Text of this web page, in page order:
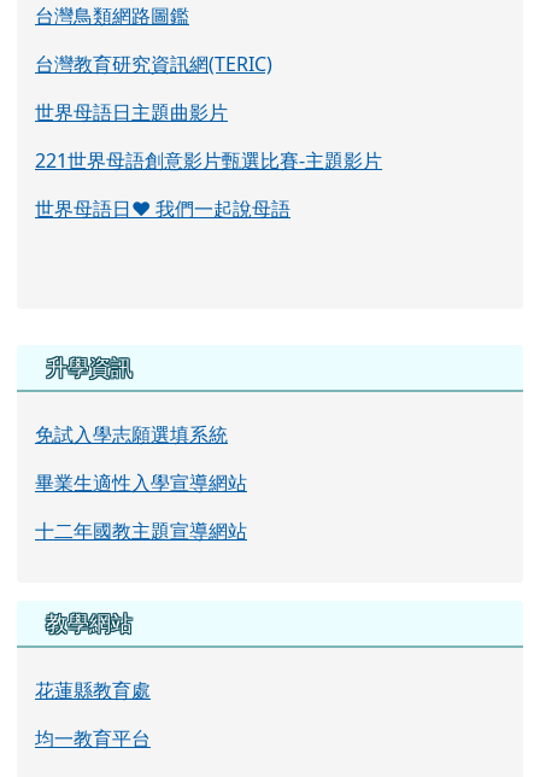
台灣鳥類網路圖鑑
台灣教育研究資訊網(TERIC)
世界母語日主題曲影片
221世界母語創意影片甄選比賽-主題影片
世界母語日♥ 我們一起說母語
右邊區域內容
升學資訊
免試入學志願選填系統
畢業生適性入學宣導網站
十二年國教主題宣導網站
教學網站
花蓮縣教育處
均一教育平台